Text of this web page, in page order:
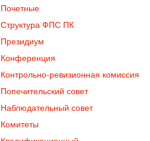
Почетные
Структура ФПС ПК
Президиум
Конференция
Контрольно-ревизионная комиссия
Попечительский совет
Наблюдательный совет
Комитеты